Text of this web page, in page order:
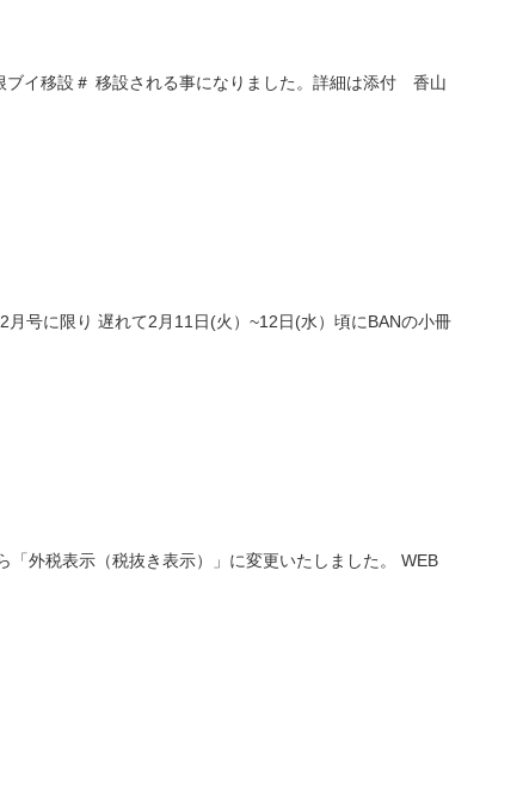
イ移設＃ 移設される事になりました。詳細は添付 香山
号に限り 遅れて2月11日(火）~12日(水）頃にBANの小冊
外税表示（税抜き表示）」に変更いたしました。 WEB